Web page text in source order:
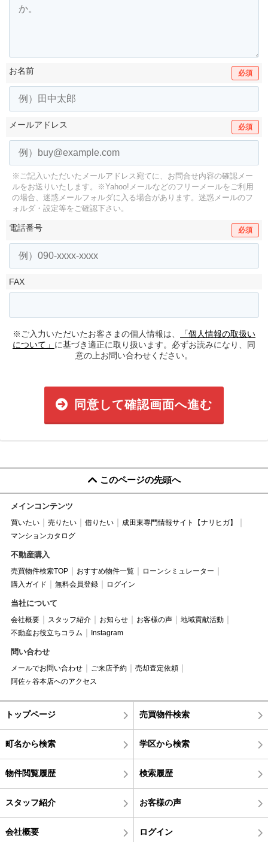
お名前 必須
メールアドレス 必須
※ご記入いただいたメールアドレス宛てに、お問合せ内容の確認メー
ルをお送りいたします。
※Yahoo!メールなどのフリーメールをご利用
の場合、迷惑メールフォルダに入る場合があります。 迷惑メールのフ
ォルダ・設定等をご確認下さい。
電話番号 必須
FAX
※ご入力いただいたお客さまの個人情報は、
「個人情報の取扱い
について」 に基づき適正に取り扱います。必ずお読みになり、同
意の上お問い合わせください。
同意して確認画面へ進む
このページの先頭へ
メインコンテンツ
買いたい 売りたい 借りたい
成田東専門情報サイト【ナリヒガ】
マンションカタログ
不動産購入
売買物件検索TOP おすすめ物件一覧
ローンシミュレーター
購入ガイド
無料会員登録 ログイン
当社について
会社概要 スタッフ紹介 お知らせ お客様の声
地域貢献活動
不動産お役立ちコラム
Instagram
問い合わせ
メールでお問い合わせ ご来店予約
売却査定依頼
阿佐ヶ谷本店へのアクセス
トップページ 売買物件検索
町名から検索 学区から検索
物件閲覧履歴 検索履歴
スタッフ紹介 お客様の声
会社概要 ログイン